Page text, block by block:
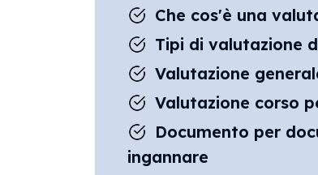
Che cos'è una
Tipi di valutazione
Valutazione
Valutazione corso
Documento per
ingannare